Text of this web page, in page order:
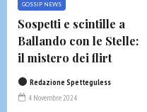
GOSSIP NEWS
Sospetti e scintille a
Ballando con le Stelle:
il mistero dei flirt
Redazione Spetteguless
4 Novembre 2024